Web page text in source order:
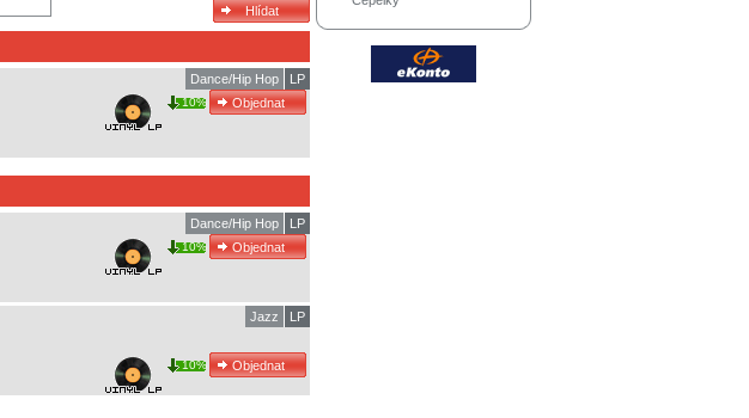
LP
Dance/Hip Hop
10%
LP
Dance/Hip Hop
10%
LP
Jazz
10%